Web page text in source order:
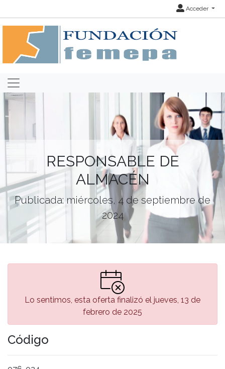
Acceder
RESPONSABLE DE
ALMACÉN
Publicada: miércoles, 4 de septiembre de
2024
Lo sentimos, esta oferta finalizó el jueves, 13 de
febrero de 2025
Código